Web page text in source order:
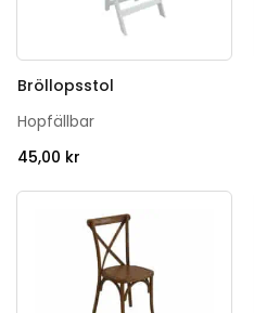
Bröllopsstol
Hopfällbar
45,00 kr